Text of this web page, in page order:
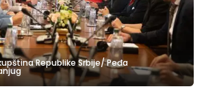
Republike Srbije/ Peđa